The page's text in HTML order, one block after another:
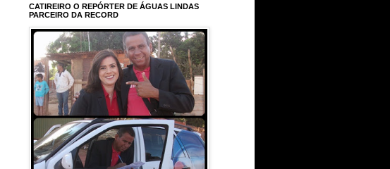
CATIREIRO O REPÓRTER DE ÁGUAS LINDAS
PARCEIRO DA RECORD